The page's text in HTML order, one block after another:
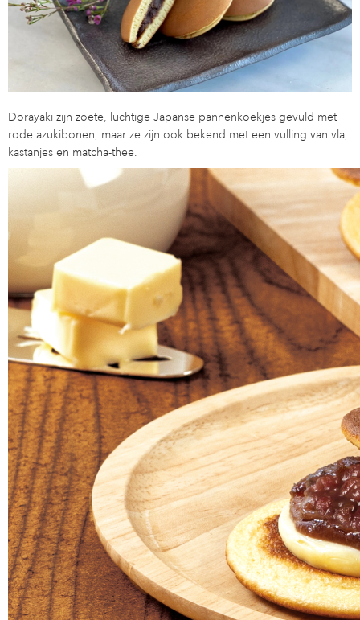
Dorayaki zijn zoete, luchtige Japanse pannenkoekjes gevuld met
rode azukibonen, maar ze zijn ook bekend met een vulling van vla,
kastanjes en matcha-thee.